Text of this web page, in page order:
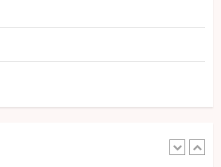
2025 En İyi Yaz Tatilleri